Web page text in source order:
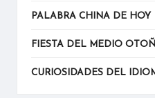
PALABRA CHINA DE HOY
FIESTA DEL MEDIO
CURIOSIDADES DEL